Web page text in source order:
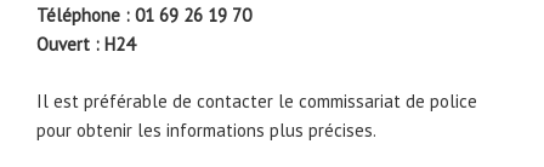
Téléphone : 01 69 26 19 70
Ouvert : H24
Il est préférable de contacter le commissariat de police
pour obtenir les informations plus précises.